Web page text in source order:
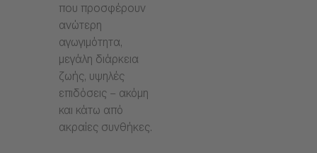
που προσφέρουν
ανώτερη
αγωγιμότητα,
μεγάλη διάρκεια
ζωής, υψηλές
επιδόσεις – ακόμη
και κάτω από
ακραίες συνθήκες.